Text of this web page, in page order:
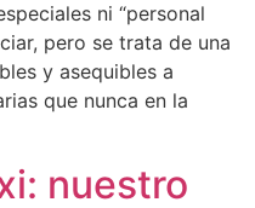
ni “personal
pero se trata de una
y asequibles a
que nunca en la
nuestro